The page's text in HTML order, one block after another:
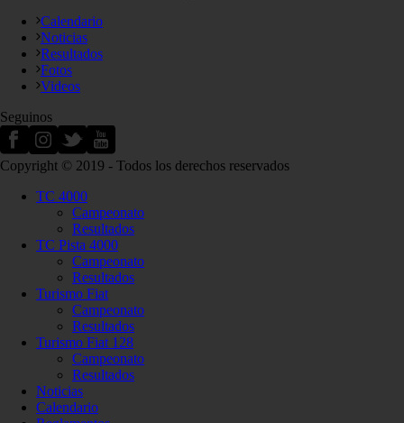
Calendario
Noticias
Resultados
Fotos
Videos
Seguinos
Copyright © 2019 - Todos los derechos reservados
TC 4000
Campeonato
Resultados
TC Pista 4000
Campeonato
Resultados
Turismo Fiat
Campeonato
Resultados
Turismo Fiat 128
Campeonato
Resultados
Noticias
Calendario